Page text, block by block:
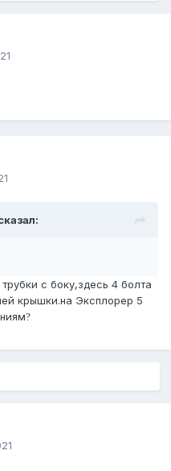
с боку,здесь 4 болта
крышки.на Эксплорер 5
?